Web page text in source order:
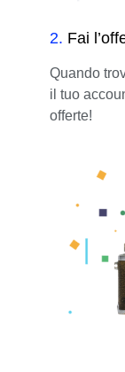
2. Fai
Quando
il tuo
offerte!